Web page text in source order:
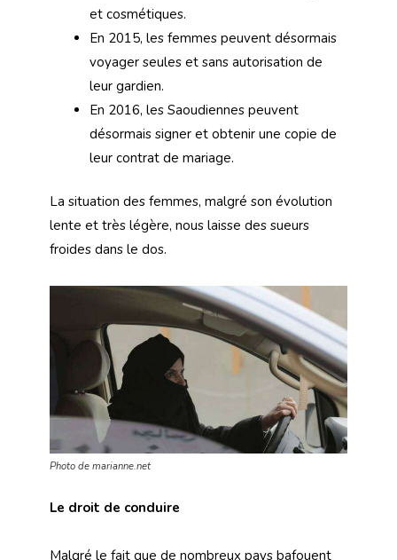
et cosmétiques.
En 2015, les femmes peuvent désormais
voyager seules et sans autorisation de
leur gardien.
En 2016, les Saoudiennes peuvent
désormais signer et obtenir une copie de
leur contrat de mariage.
La situation des femmes, malgré son évolution
lente et très légère, nous laisse des sueurs
froides dans le dos.
Photo de marianne.net
Le droit de conduire
Malgré le fait que de nombreux pays bafouent